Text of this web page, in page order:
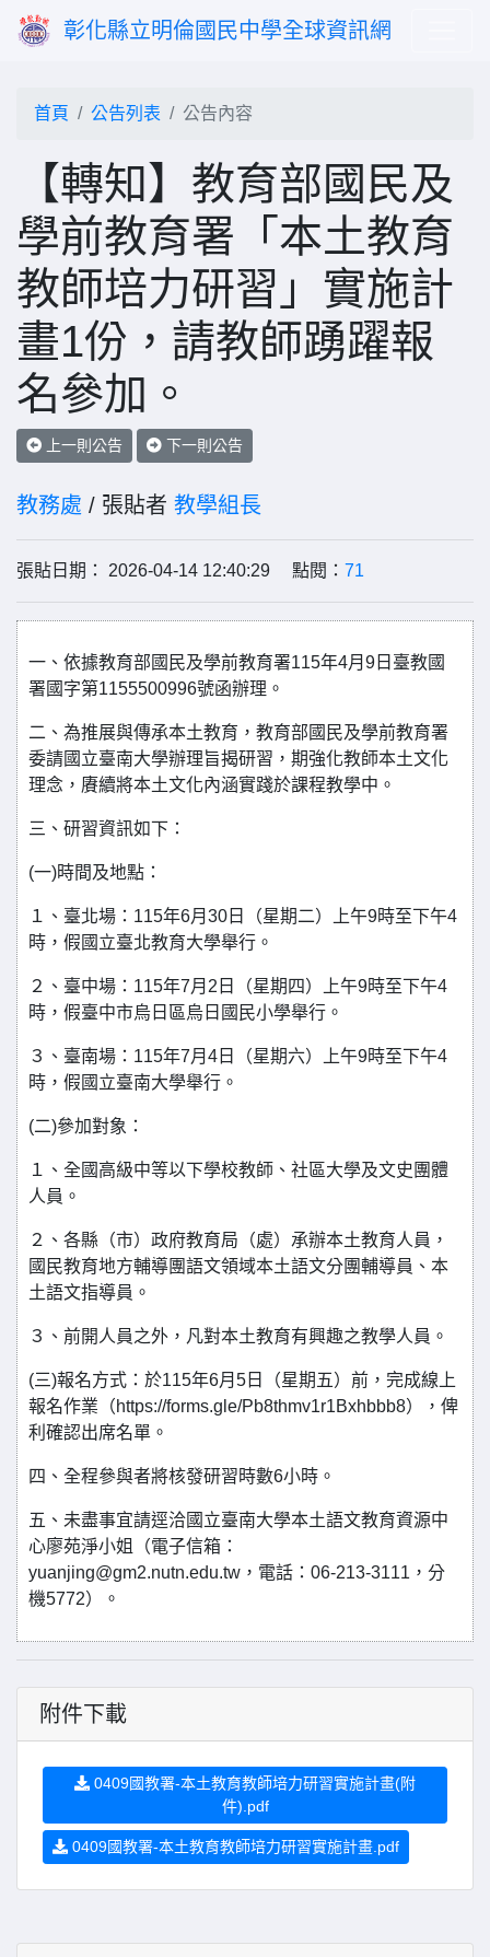
彰化縣立明倫國民中學全球資訊網
首頁 公告列表 公告內容
【轉知】教育部國民及
學前教育署「本土教育
教師培力研習」實施計
畫1份，請教師踴躍報
名參加。
上一則公告 下一則公告
教務處 / 張貼者 教學組長
張貼日期： 2026-04-14 12:40:29 點閱： 71
一、依據教育部國民及學前教育署115年4月9日臺教國
署國字第1155500996號函辦理。
二、為推展與傳承本土教育，教育部國民及學前教育署
委請國立臺南大學辦理旨揭研習，期強化教師本土文化
理念，賡續將本土文化內涵實踐於課程教學中。
三、研習資訊如下：
(一)時間及地點：
１、臺北場：115年6月30日（星期二）上午9時至下午4
時，假國立臺北教育大學舉行。
２、臺中場：115年7月2日（星期四）上午9時至下午4
時，假臺中市烏日區烏日國民小學舉行。
３、臺南場：115年7月4日（星期六）上午9時至下午4
時，假國立臺南大學舉行。
(二)參加對象：
１、全國高級中等以下學校教師、社區大學及文史團體
人員。
２、各縣（市）政府教育局（處）承辦本土教育人員，
國民教育地方輔導團語文領域本土語文分團輔導員、本
土語文指導員。
３、前開人員之外，凡對本土教育有興趣之教學人員。
(三)報名方式：於115年6月5日（星期五）前，完成線上
報名作業（https://forms.gle/Pb8thmv1r1Bxhbbb8），俾
利確認出席名單。
四、全程參與者將核發研習時數6小時。
五、未盡事宜請逕洽國立臺南大學本土語文教育資源中
心廖苑淨小姐（電子信箱：
yuanjing@gm2.nutn.edu.tw，電話：06-213-3111，分
機5772）。
附件下載
0409國教署-本土教育教師培力研習實施計畫(附
件).pdf
0409國教署-本土教育教師培力研習實施計畫.pdf